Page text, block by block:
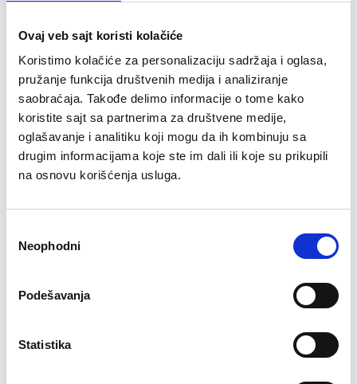
Ovaj veb sajt koristi kolačiće
Koristimo kolačiće za personalizaciju sadržaja i oglasa,
pružanje funkcija društvenih medija i analiziranje
saobraćaja. Takođe delimo informacije o tome kako
koristite sajt sa partnerima za društvene medije,
oglašavanje i analitiku koji mogu da ih kombinuju sa
drugim informacijama koje ste im dali ili koje su prikupili
na osnovu korišćenja usluga.
сагласности
Neophodni
Podešavanja
Statistika
●6 programa
● Sistem opterećenja: Electromagnetno opterećenje,
podešavajuće, i koje dozvoljava podešavanje na osnovu težine i
rada srca vežbača ●Senzor za merenje pulsa: merenje pulsa na
dlanovima: sensor system
●Max težina korisnika: 150 KG
●Boja: silver/crna
●Ima funkciju footplate- za održavanje ravnoteže težine, što čini
●Max brzina motora: 1000rpm